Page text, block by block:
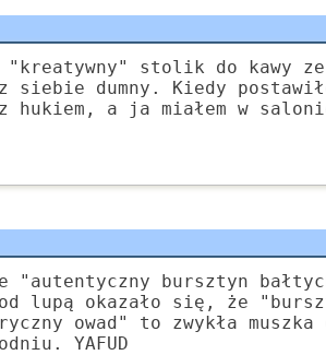
56406
56431
56421 04
55704 04
378 04
"kreatywny" stolik do kawy
z siebie dumny. Kiedy
a ja miałem w salonie
"autentyczny bursztyn
lupą okazało się, że
owad" to zwykła muszka
YAFUD